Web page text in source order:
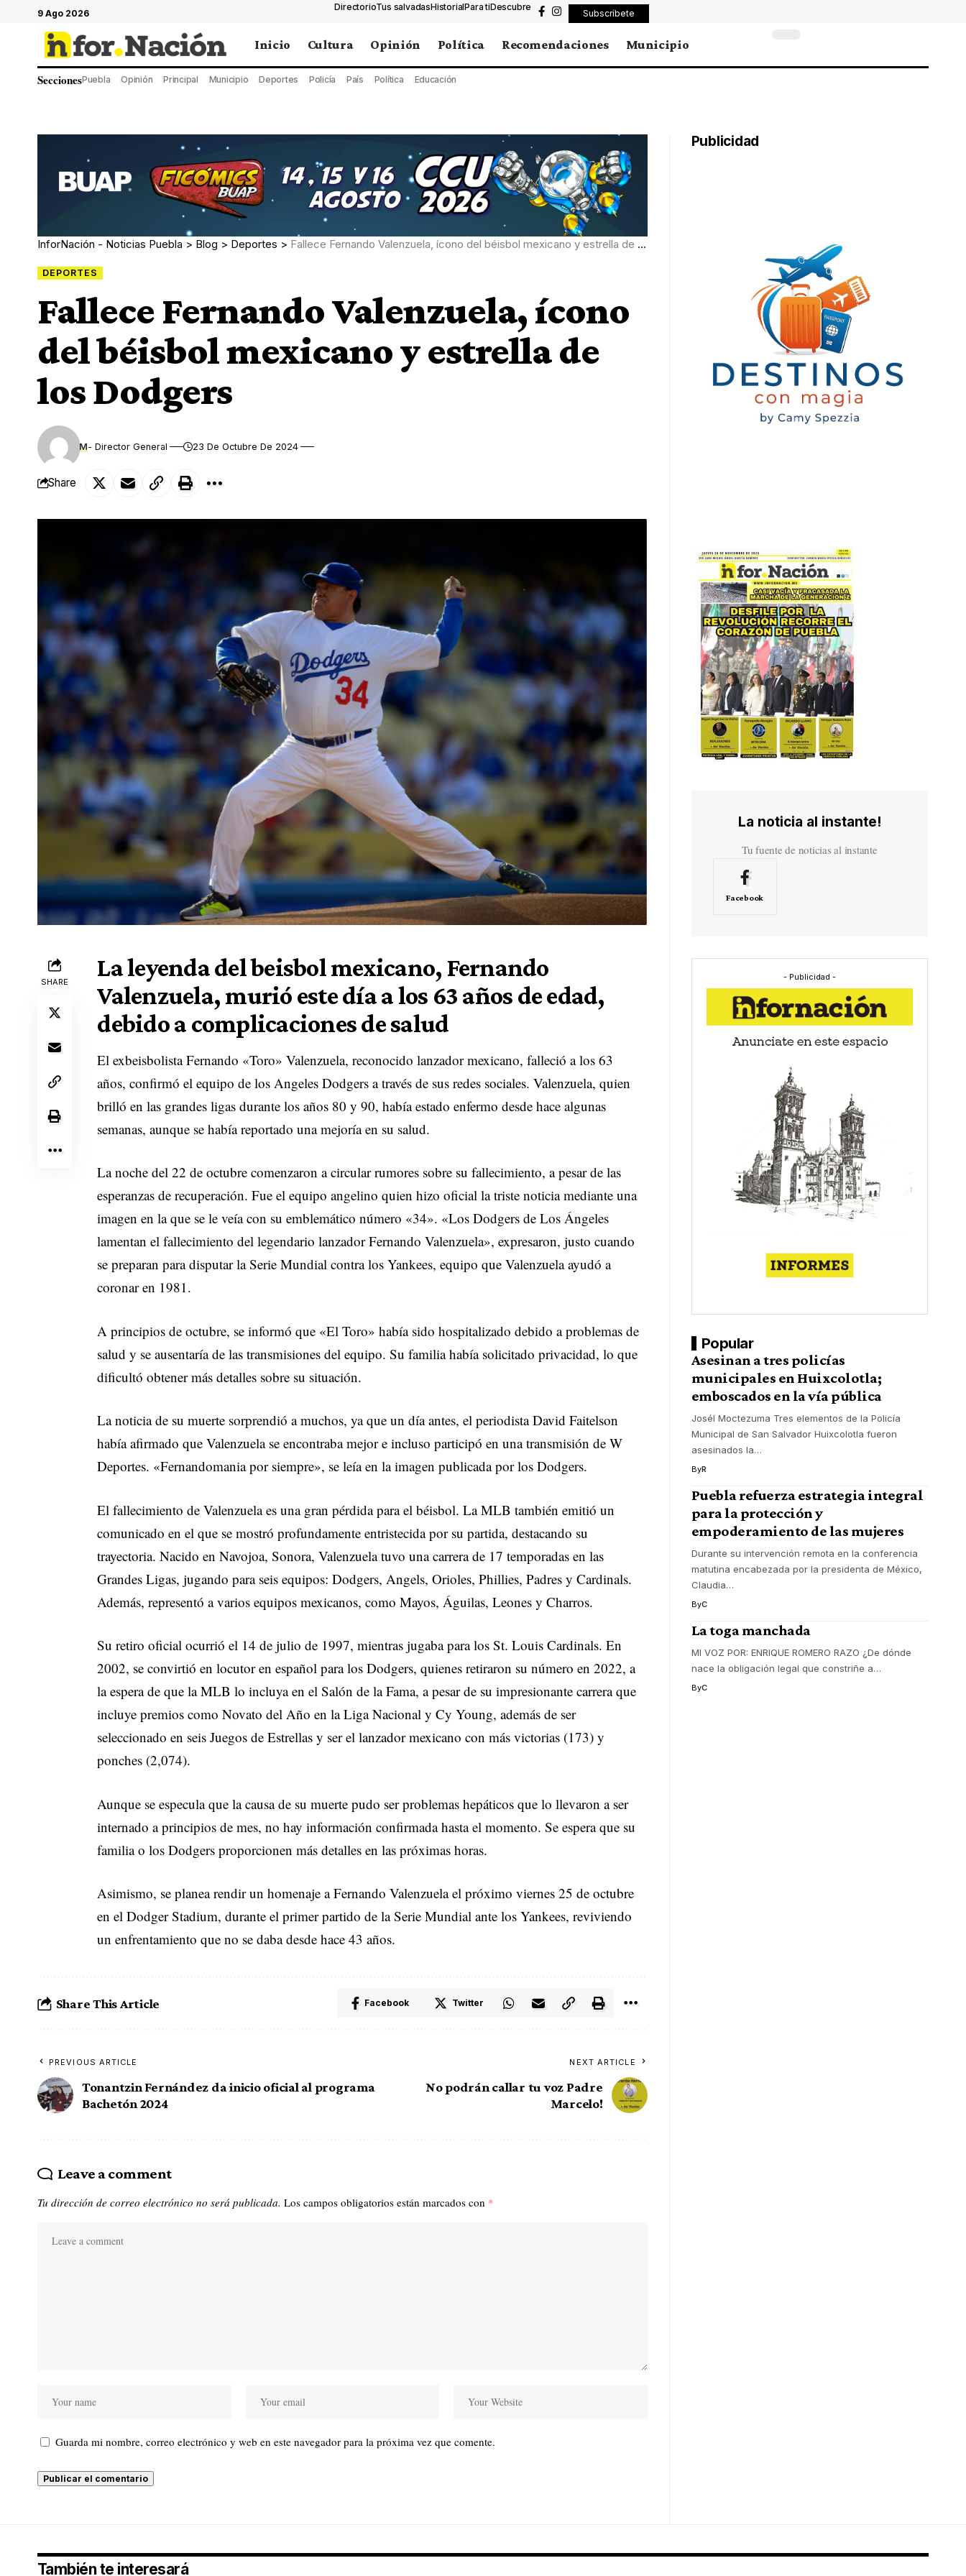
9 Ago 2026
DirectorioTus salvadasHistorialPara tiDescubre
Subscríbete
Inicio Cultura Opinión Política Recomendaciones Municipio
SeccionesPuebla Opinión Principal Municipio Deportes Policía País Política Educación
InforNación - Noticias Puebla > Blog > Deportes > Fallece Fernando Valenzuela, ícono del béisbol mexicano y estrella de los Dodgers
DEPORTES
Fallece Fernando Valenzuela, ícono
del béisbol mexicano y estrella de
los Dodgers
M- Director General 23 De Octubre De 2024
Share
SHARE
La leyenda del beisbol mexicano, Fernando
Valenzuela, murió este día a los 63 años de edad,
debido a complicaciones de salud
El exbeisbolista Fernando «Toro» Valenzuela, reconocido lanzador mexicano, falleció a los 63
años, confirmó el equipo de los Angeles Dodgers a través de sus redes sociales. Valenzuela, quien
brilló en las grandes ligas durante los años 80 y 90, había estado enfermo desde hace algunas
semanas, aunque se había reportado una mejoría en su salud.
La noche del 22 de octubre comenzaron a circular rumores sobre su fallecimiento, a pesar de las
esperanzas de recuperación. Fue el equipo angelino quien hizo oficial la triste noticia mediante una
imagen en la que se le veía con su emblemático número «34». «Los Dodgers de Los Ángeles
lamentan el fallecimiento del legendario lanzador Fernando Valenzuela», expresaron, justo cuando
se preparan para disputar la Serie Mundial contra los Yankees, equipo que Valenzuela ayudó a
coronar en 1981.
A principios de octubre, se informó que «El Toro» había sido hospitalizado debido a problemas de
salud y se ausentaría de las transmisiones del equipo. Su familia había solicitado privacidad, lo que
dificultó obtener más detalles sobre su situación.
La noticia de su muerte sorprendió a muchos, ya que un día antes, el periodista David Faitelson
había afirmado que Valenzuela se encontraba mejor e incluso participó en una transmisión de W
Deportes. «Fernandomania por siempre», se leía en la imagen publicada por los Dodgers.
El fallecimiento de Valenzuela es una gran pérdida para el béisbol. La MLB también emitió un
comunicado en el que se mostró profundamente entristecida por su partida, destacando su
trayectoria. Nacido en Navojoa, Sonora, Valenzuela tuvo una carrera de 17 temporadas en las
Grandes Ligas, jugando para seis equipos: Dodgers, Angels, Orioles, Phillies, Padres y Cardinals.
Además, representó a varios equipos mexicanos, como Mayos, Águilas, Leones y Charros.
Su retiro oficial ocurrió el 14 de julio de 1997, mientras jugaba para los St. Louis Cardinals. En
2002, se convirtió en locutor en español para los Dodgers, quienes retiraron su número en 2022, a
la espera de que la MLB lo incluya en el Salón de la Fama, a pesar de su impresionante carrera que
incluye premios como Novato del Año en la Liga Nacional y Cy Young, además de ser
seleccionado en seis Juegos de Estrellas y ser el lanzador mexicano con más victorias (173) y
ponches (2,074).
Aunque se especula que la causa de su muerte pudo ser problemas hepáticos que lo llevaron a ser
internado a principios de mes, no hay información confirmada hasta el momento. Se espera que su
familia o los Dodgers proporcionen más detalles en las próximas horas.
Asimismo, se planea rendir un homenaje a Fernando Valenzuela el próximo viernes 25 de octubre
en el Dodger Stadium, durante el primer partido de la Serie Mundial ante los Yankees, reviviendo
un enfrentamiento que no se daba desde hace 43 años.
Share This Article Facebook Twitter
PREVIOUS ARTICLE
Tonantzin Fernández da inicio oficial al programa
Bachetón 2024
NEXT ARTICLE
No podrán callar tu voz Padre
Marcelo!
Leave a comment
Tu dirección de correo electrónico no será publicada. Los campos obligatorios están marcados con *
Guarda mi nombre, correo electrónico y web en este navegador para la próxima vez que comente.
Publicidad
La noticia al instante!
Tu fuente de noticias al instante
Facebook
- Publicidad -
Popular
Asesinan a tres policías
municipales en Huixcolotla;
emboscados en la vía pública
Josél Moctezuma Tres elementos de la Policía
Municipal de San Salvador Huixcolotla fueron
asesinados la…
ByR
Puebla refuerza estrategia integral
para la protección y
empoderamiento de las mujeres
Durante su intervención remota en la conferencia
matutina encabezada por la presidenta de México,
Claudia…
ByC
La toga manchada
MI VOZ POR: ENRIQUE ROMERO RAZO ¿De dónde
nace la obligación legal que constriñe a…
ByC
También te interesará